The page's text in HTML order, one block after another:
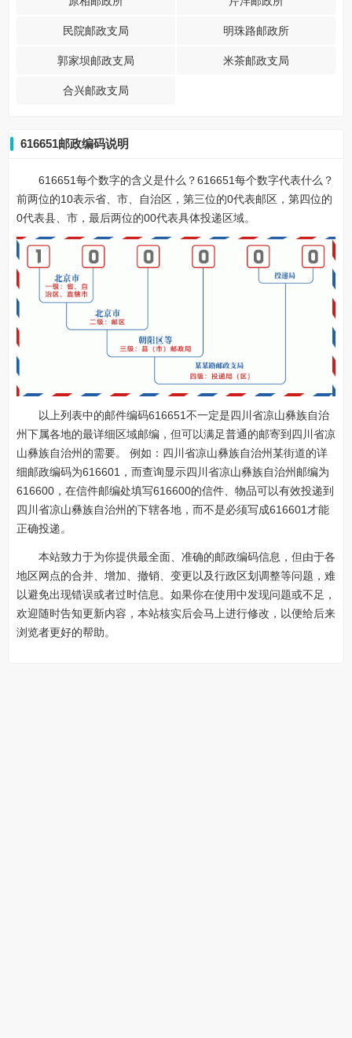
民院邮政支局 明珠路邮政所
郭家坝邮政支局 米茶邮政支局
合兴邮政支局
616651邮政编码说明
616651每个数字的含义是什么？616651每个数字代表什么？
前两位的10表示省、市、自治区，第三位的0代表邮区，第四位的
0代表县、市，最后两位的00代表具体投递区域。
以上列表中的邮件编码616651不一定是四川省凉山彝族自治
州下属各地的最详细区域邮编，但可以满足普通的邮寄到四川省凉
山彝族自治州的需要。 例如：四川省凉山彝族自治州某街道的详
细邮政编码为616601，而查询显示四川省凉山彝族自治州邮编为
616600，在信件邮编处填写616600的信件、物品可以有效投递到
四川省凉山彝族自治州的下辖各地，而不是必须写成616601才能
正确投递。
本站致力于为你提供最全面、准确的邮政编码信息，但由于各
地区网点的合并、增加、撤销、变更以及行政区划调整等问题，难
以避免出现错误或者过时信息。如果你在使用中发现问题或不足，
欢迎随时告知更新内容，本站核实后会马上进行修改，以便给后来
浏览者更好的帮助。